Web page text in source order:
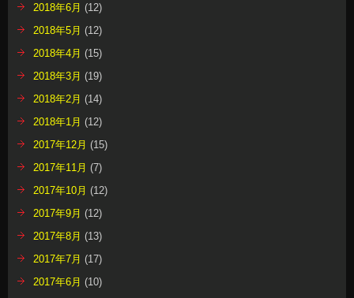
2018年6月 (12)
2018年5月 (12)
2018年4月 (15)
2018年3月 (19)
2018年2月 (14)
2018年1月 (12)
2017年12月 (15)
2017年11月 (7)
2017年10月 (12)
2017年9月 (12)
2017年8月 (13)
2017年7月 (17)
2017年6月 (10)